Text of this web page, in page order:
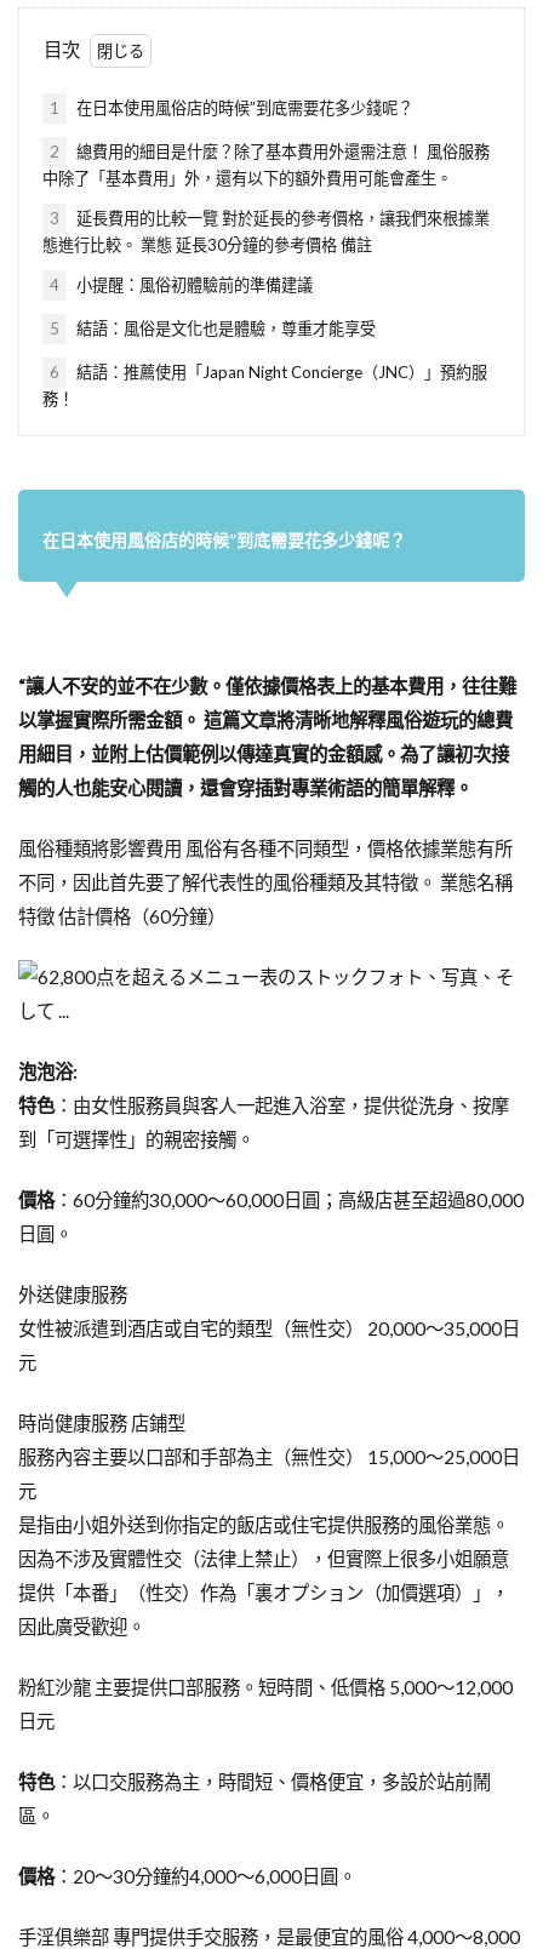
目次
1 在日本使用風俗店的時候”到底需要花多少錢呢？
2
總費用的細目是什麼？除了基本費用外還需注意！ 風俗服務
中除了「基本費用」外，還有以下的額外費用可能會產生。
3
延長費用的比較一覽 對於延長的參考價格，讓我們來根據業
態進行比較。 業態 延長30分鐘的參考價格 備註
4 小提醒：風俗初體驗前的準備建議
5 結語：風俗是文化也是體驗，尊重才能享受
6
結語：推薦使用「Japan Night Concierge（JNC）」預約服
務！
在日本使用風俗店的時候”到底需要花多少錢呢？
“讓人不安的並不在少數。僅依據價格表上的基本費用，往往難
以掌握實際所需金額。 這篇文章將清晰地解釋風俗遊玩的總費
用細目，並附上估價範例以傳達真實的金額感。為了讓初次接
觸的人也能安心閱讀，還會穿插對專業術語的簡單解釋。
風俗種類將影響費用 風俗有各種不同類型，價格依據業態有所
不同，因此首先要了解代表性的風俗種類及其特徵。 業態名稱
特徵 估計價格（60分鐘）
泡泡浴:
特色：由女性服務員與客人一起進入浴室，提供從洗身、按摩
到「可選擇性」的親密接觸。
價格：60分鐘約30,000～60,000日圓；高級店甚至超過80,000
日圓。
外送健康服務
女性被派遣到酒店或自宅的類型（無性交） 20,000～35,000日
元
時尚健康服務 店鋪型
服務內容主要以口部和手部為主（無性交） 15,000～25,000日
元
是指由小姐外送到你指定的飯店或住宅提供服務的風俗業態。
因為不涉及實體性交（法律上禁止），但實際上很多小姐願意
提供「本番」（性交）作為「裏オプション（加價選項）」，
因此廣受歡迎。
粉紅沙龍 主要提供口部服務。短時間、低價格 5,000～12,000
日元
特色：以口交服務為主，時間短、價格便宜，多設於站前鬧
區。
價格：20～30分鐘約4,000～6,000日圓。
手淫俱樂部 專門提供手交服務，是最便宜的風俗 4,000～8,000